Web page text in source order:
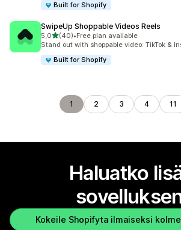
Built for Shopify
SwipeUp Shoppable Videos Reels
5,0/ 5 tähteä
(40)
40 arvostelua yhteensä
•Free plan available
Stand out with shoppable video: TikTok &
Built for Shopify
1 2 3 4 11
Haluatko
Kokeile Shopifyta ilmaiseksi